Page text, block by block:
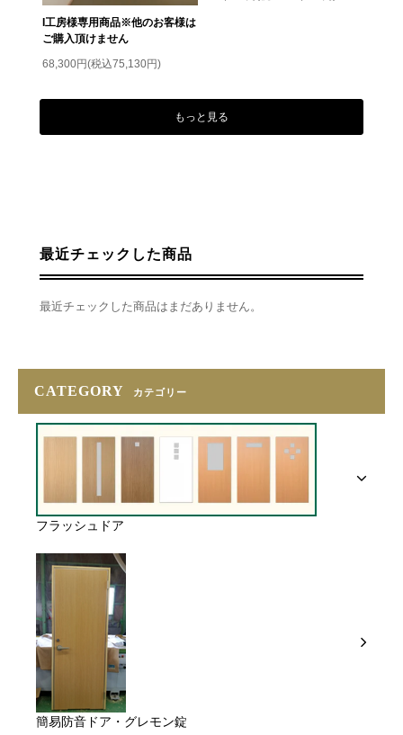
I工房様専用商品※他のお客様は
ご購入頂けません
68,300円(税込75,130円)
もっと見る
最近チェックした商品
最近チェックした商品はまだありません。
CATEGORY カテゴリー
フラッシュドア
簡易防音ドア・グレモン錠